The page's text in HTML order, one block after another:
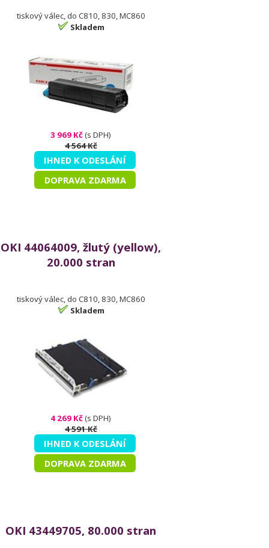
tiskový válec, do C810, 830, MC860
Skladem
3 969 Kč(s DPH)
4 564 Kč
IHNED K ODESLÁNÍ
DOPRAVA ZDARMA
OKI 44064009, žlutý (yellow),
20.000 stran
tiskový válec, do C810, 830, MC860
Skladem
4 269 Kč(s DPH)
4 591 Kč
IHNED K ODESLÁNÍ
DOPRAVA ZDARMA
OKI 43449705, 80.000 stran